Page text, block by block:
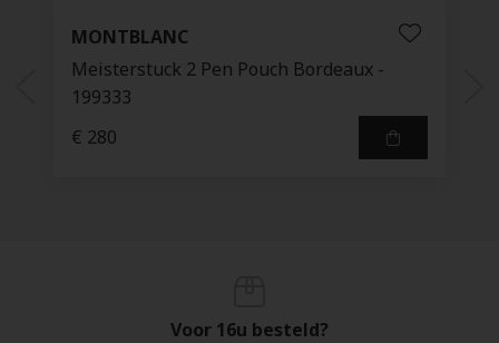
MONTBLANC
Meisterstuck 2 Pen Pouch Bordeaux -
199333
€ 280
Voor 16u besteld?